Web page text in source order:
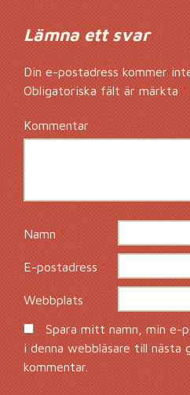
Lämna ett svar
Din e-postadress kommer
Obligatoriska fält är märkta*
Kommentar*
Namn*
E-postadress*
Webbplats
Spara mitt namn, min e-
i denna webbläsare till nästa
kommentar.